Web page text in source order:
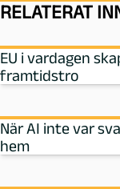
RELATERAT
EU i vardagen
framtidstro
När AI inte var
hem